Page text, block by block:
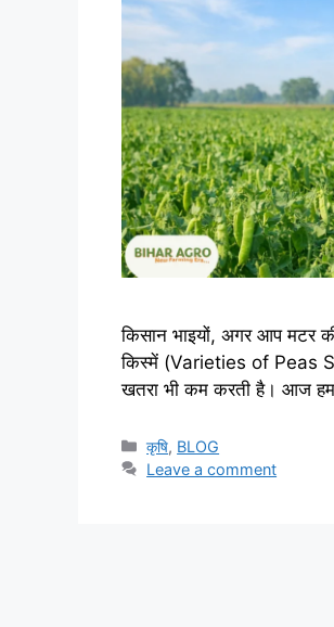
किसान भाइयों, अगर आप मटर
किस्में (Varieties of Peas
खतरा भी कम करती है। आज
कृषि, BLOG
Leave a comment